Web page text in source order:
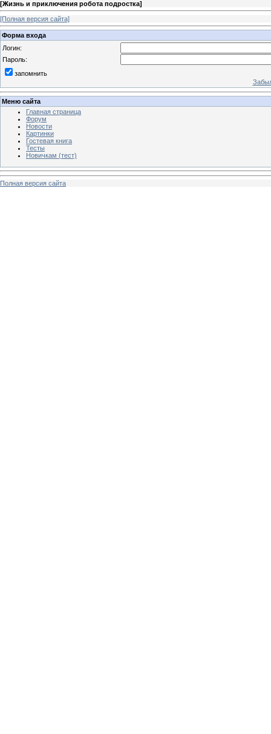
[Жизнь и приключения робота подростка]
[Полная версия сайта]
Форма входа
Логин:
Пароль:
запомнить
Меню сайта
Главная страница
Форум
Новости
Картинки
Гостевая книга
Тесты
Новичкам (тест)
Полная версия сайта